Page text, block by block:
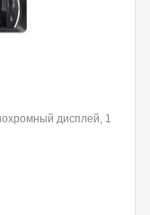
дисплей, 1